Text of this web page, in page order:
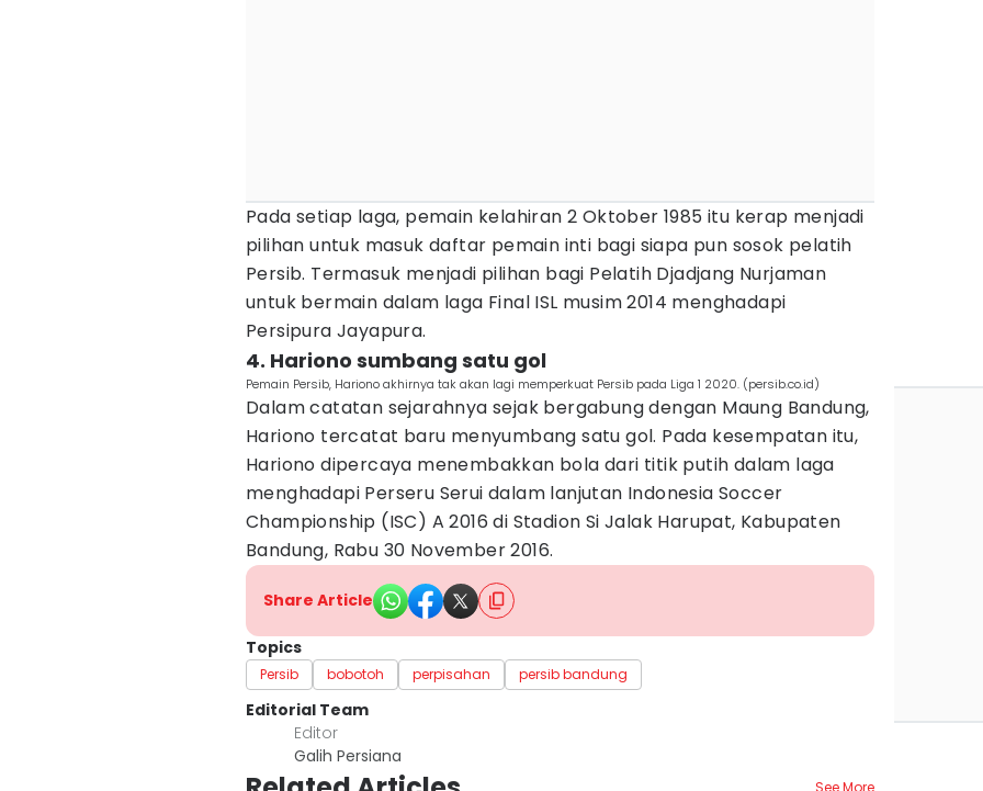
Pada setiap laga, pemain kelahiran 2 Oktober 1985 itu kerap menjadi
pilihan untuk masuk daftar pemain inti bagi siapa pun sosok pelatih
Persib. Termasuk menjadi pilihan bagi Pelatih Djadjang Nurjaman
untuk bermain dalam laga Final ISL musim 2014 menghadapi
Persipura Jayapura.
4. Hariono sumbang satu gol
Pemain Persib, Hariono akhirnya tak akan lagi memperkuat Persib pada Liga 1 2020. (persib.co.id)
Dalam catatan sejarahnya sejak bergabung dengan Maung Bandung,
Hariono tercatat baru menyumbang satu gol. Pada kesempatan itu,
Hariono dipercaya menembakkan bola dari titik putih dalam laga
menghadapi Perseru Serui dalam lanjutan Indonesia Soccer
Championship (ISC) A 2016 di Stadion Si Jalak Harupat, Kabupaten
Bandung, Rabu 30 November 2016.
Share Article
Topics
Persib bobotoh perpisahan persib bandung
Editorial Team
Editor
Galih Persiana
See More